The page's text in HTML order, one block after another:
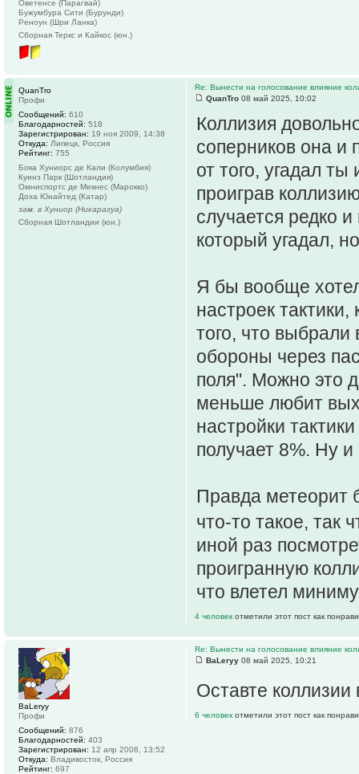
Оветенсе (Парагвай)
Бужумбура Сити (Бурунди)
Реноун (Шри Ланка)
Сборная Теркс и Кайкос (юн.)
Re: Вынести на голосование влияние
QuanTro 08 май 2025, 10:02
Коллизия
соперников она и
от того, угадал
проиграв
случается редко
который угадал,
Я бы вообще
настроек
того, что
обороны через
поля". Можно это
меньше любит
настройки
получает 8%. Ну
Правда метеорит
что-то такое, так
иной раз
проигранную
что влетел
4 человек отметили этот пост как
QuanTro
Профи
Сообщений: 610
Благодарностей: 518
Зарегистрирован: 19 ноя 2009, 14:38
Откуда: Липецк, Россия
Рейтинг: 755
Бока Хуниорс де Кали (Колумбия)
Куинз Парк (Шотландия)
Омниспортc де Мекнес (Марокко)
Доха Юнайтед (Катар)
зам. в Хуниор (Никарагуа)
Сборная Шотландии (юн.)
Re: Вынести на голосование влияние
ВаLeryy 08 май 2025, 10:21
Оставте коллизии
6 человек отметили этот пост как
ВаLeryy
Профи
Сообщений: 876
Благодарностей: 403
Зарегистрирован: 12 апр 2008, 13:52
Откуда: Владивосток, Россия
Рейтинг: 697